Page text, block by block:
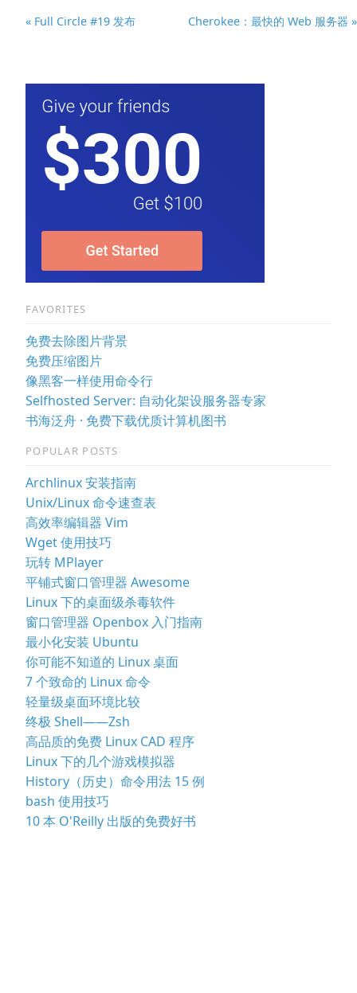
« Full Circle #19 发布 Cherokee：最快的 Web 服务器 »
FAVORITES
免费去除图片背景
免费压缩图片
像黑客一样使用命令行
Selfhosted Server: 自动化架设服务器专家
书海泛舟 · 免费下载优质计算机图书
POPULAR POSTS
Archlinux 安装指南
Unix/Linux 命令速查表
高效率编辑器 Vim
Wget 使用技巧
玩转 MPlayer
平铺式窗口管理器 Awesome
Linux 下的桌面级杀毒软件
窗口管理器 Openbox 入门指南
最小化安装 Ubuntu
你可能不知道的 Linux 桌面
7 个致命的 Linux 命令
轻量级桌面环境比较
终极 Shell——Zsh
高品质的免费 Linux CAD 程序
Linux 下的几个游戏模拟器
History（历史）命令用法 15 例
bash 使用技巧
10 本 O'Reilly 出版的免费好书